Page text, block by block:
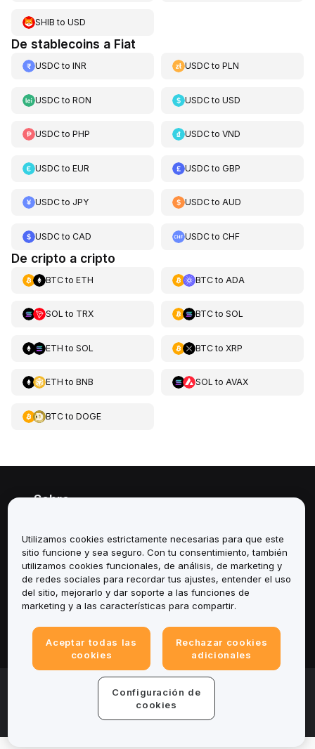
SHIB to USD
De stablecoins a Fiat
USDCto INR USDCtoPLN
USDCto RON USDCtoUSD
USDCto PHP USDCtoVND
USDCto EUR USDCtoGBP
USDCto JPY USDCtoAUD
USDCto CAD USDCtoCHF
De cripto a cripto
BTCto ETH BTCto ADA
SOL to TRX BTCto SOL
ETH to SOL BTCto XRP
ETH to BNB SOL to AVAX
BTCto DOGE
Sobre
Servicios
Soporte
Productos
Legal
© 2025-2026 Bybit.eu. All rights reserved.
Términos de Privacidad
Centro de preferencias de cookies
Utilizamos cookies estrictamente necesarias para que este
sitio funcione y sea seguro. Con tu consentimiento, también
utilizamos cookies funcionales, de análisis, de marketing y
de redes sociales para recordar tus ajustes, entender el uso
del sitio, mejorarlo y dar soporte a las funciones de
marketing y a las características para compartir.
Aceptar todas las
cookies
Rechazar cookies
adicionales
Configuración de
cookies